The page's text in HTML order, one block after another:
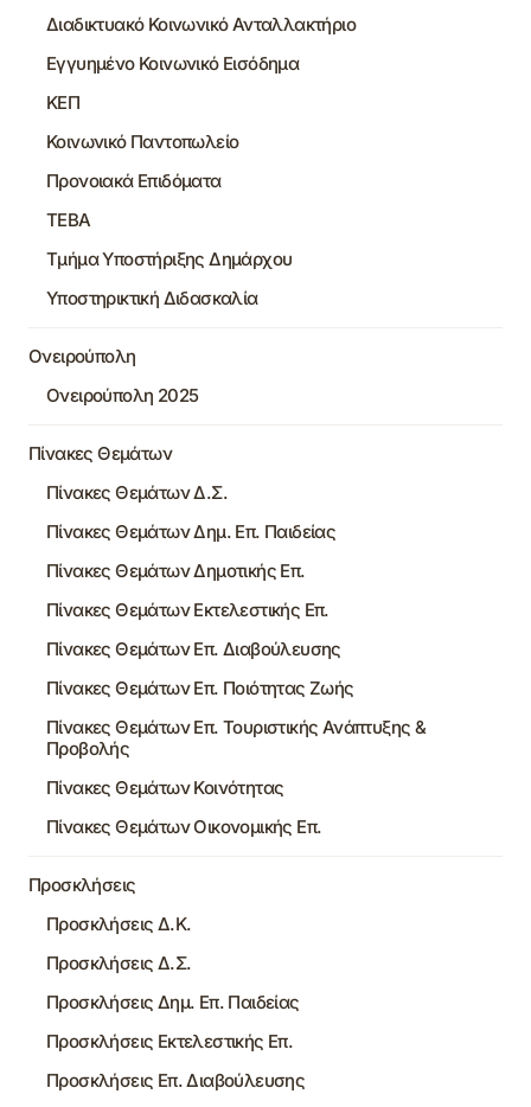
Διαδικτυακό Κοινωνικό Ανταλλακτήριο
Εγγυημένο Κοινωνικό Εισόδημα
ΚΕΠ
Κοινωνικό Παντοπωλείο
Προνοιακά Επιδόματα
ΤΕΒΑ
Τμήμα Υποστήριξης Δημάρχου
Υποστηρικτική Διδασκαλία
Ονειρούπολη
Ονειρούπολη 2025
Πίνακες Θεμάτων
Πίνακες Θεμάτων Δ.Σ.
Πίνακες Θεμάτων Δημ. Επ. Παιδείας
Πίνακες Θεμάτων Δημοτικής Επ.
Πίνακες Θεμάτων Εκτελεστικής Επ.
Πίνακες Θεμάτων Επ. Διαβούλευσης
Πίνακες Θεμάτων Επ. Ποιότητας Ζωής
Πίνακες Θεμάτων Επ. Τουριστικής Ανάπτυξης &
Προβολής
Πίνακες Θεμάτων Κοινότητας
Πίνακες Θεμάτων Οικονομικής Επ.
Προσκλήσεις
Προσκλήσεις Δ.Κ.
Προσκλήσεις Δ.Σ.
Προσκλήσεις Δημ. Επ. Παιδείας
Προσκλήσεις Εκτελεστικής Επ.
Προσκλήσεις Επ. Διαβούλευσης